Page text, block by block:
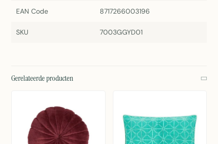
EAN Code 8717266003196
SKU 7003GGYD01
Gerelateerde producten